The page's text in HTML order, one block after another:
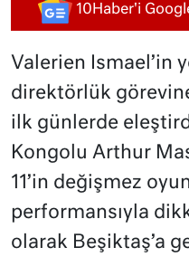
10Haber'i
Valerien Ismael’in
direktörlük
ilk günlerde
Kongolu Arthur
11’in değişmez
performansıyla
olarak Beşiktaş’a